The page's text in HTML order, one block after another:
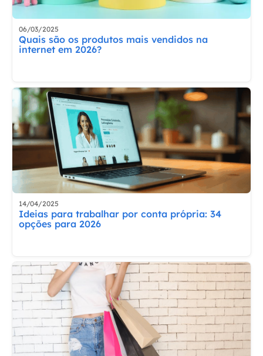
06/03/2025
Quais são os produtos mais vendidos na
internet em 2026?
14/04/2025
Ideias para trabalhar por conta própria: 34
opções para 2026